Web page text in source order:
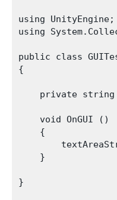
using UnityEngine;
using
public class
{
private
    void OnGUI ()
    {
    }
}